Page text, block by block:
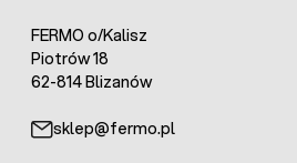
FERMO o/Kalisz
Piotrów 18
62-814 Blizanów
sklep@fermo.pl